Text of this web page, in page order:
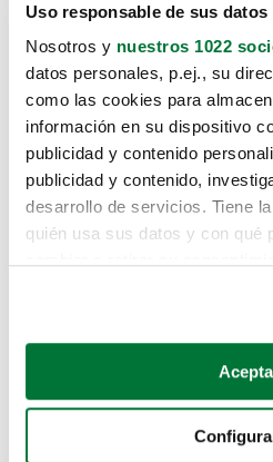
Uso responsable de sus datos
Nosotros y nuestros 1022
datos personales, p.ej., su
como las cookies para
información en su dispositivo
publicidad y contenido
publicidad y contenido,
desarrollo de servicios. Tiene
quién usa sus datos y con qué
Si lo permite, también
Recopilar información
Identificar su dispositivo
Lo sentimos, no
te hemos traido
Pero puedes encontrar el
buscando en alguno de
Coches de segunda mano
Coches de km0